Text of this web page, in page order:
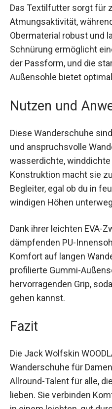
Das Textilfutter sorgt für
und Atmungsaktivität,
Obermaterial robust und
Schnürung ermöglicht
Anpassung der
Gummi-Außensohle
Nutzen und
Diese Wanderschuhe
ausgebaute und
Wanderstrecken. Ihre
und atmungsaktive
einem zuverlässigen
feuchten Wäldern oder
unterwegs bist.
Dank ihrer leichten EVA-
gut dämpfenden PU-
maximalen Komfort auf
stark profilierte Gummi-
gehen kannst.
Fazit
Die Jack Wolfskin
Wanderschuhe für